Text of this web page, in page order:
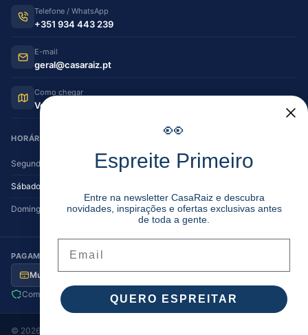
Telefone / WhatsApp
+351 934 443 239
E-mail
geral@casaraiz.pt
Como chegar
Ver no Google Maps
HORÁRIO DE FUNCIONAMENTO
Segunda — Sexta 08:30–12:30 | 14:00–19:30
Sábado
Domingo Encerrado
PAGAMENTO SEGURO
Multibanco MB Way Visa / MC
Transferência
Compra segura
Envio para Portugal
© 2026
👀
Espreite Primeiro
Entre na newsletter CasaRaiz e descubra
novidades, inspirações e ofertas exclusivas antes
de toda a gente.
QUERO ESPREITAR